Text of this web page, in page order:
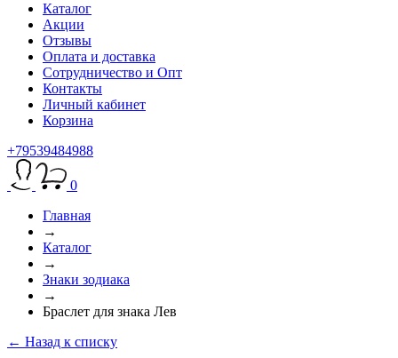
Каталог
Акции
Отзывы
Оплата и доставка
Сотрудничество и Опт
Контакты
Личный кабинет
Корзина
+79539484988
0
Главная
→
Каталог
→
Знаки зодиака
→
Браслет для знака Лев
← Назад к списку